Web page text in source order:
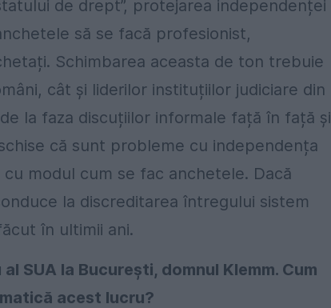
de drept”, protejarea independenței
să se facă profesionist,
Schimbarea aceasta de ton trebuie
cât și liderilor instituțiilor judiciare din
la faza discuțiilor informale față în față și
că sunt probleme cu independența
modul cum se fac anchetele. Dacă
la discreditarea întregului sistem
în ultimii ani.
SUA la București, domnul Klemm. Cum
acest lucru?